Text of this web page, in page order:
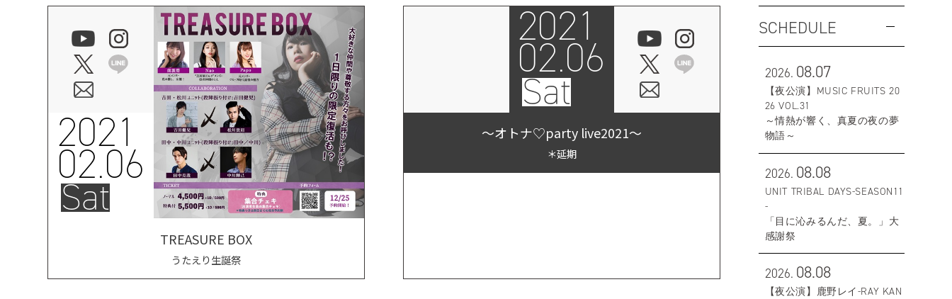
2021
02.06
Sat
TREASURE BOX
うたえり生誕祭
2021
02.06
Sat
〜オトナ♡party live2021〜
＊延期
SCHEDULE
2026. 08.07
【夜公演】MUSIC FRUITS 20
26 VOL.31
～情熱が響く、真夏の夜の夢
物語～
2026. 08.08
UNIT TRIBAL DAYS-SEASON11
-
「目に沁みるんだ、夏。」大
感謝祭
2026. 08.08
【夜公演】鹿野レイ-RAY KAN